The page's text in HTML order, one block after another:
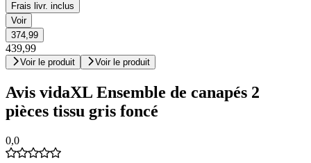
Frais livr. inclus
Voir
374,99
439,99
Voir le produit Voir le produit
Avis vidaXL Ensemble de canapés 2
pièces tissu gris foncé
0,0